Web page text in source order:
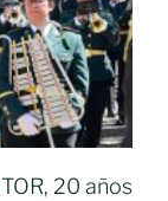
20 años